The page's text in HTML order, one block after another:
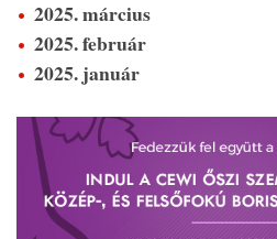
2025. március
2025. február
2025. január